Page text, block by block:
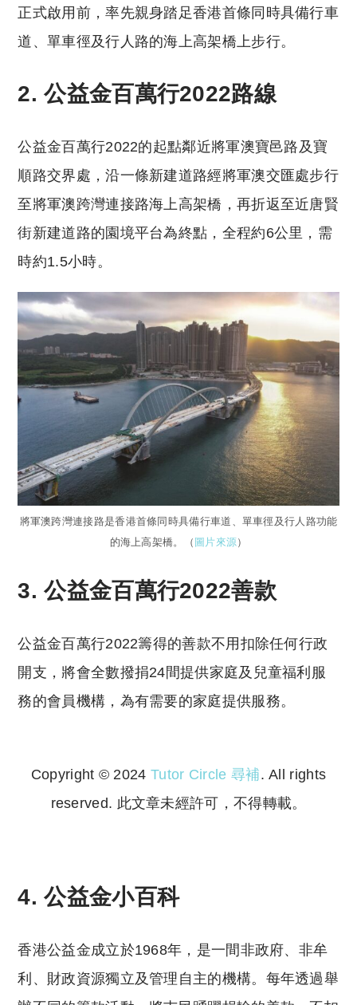
正式啟用前，率先親身踏足香港首條同時具備行車
道、單車徑及行人路的海上高架橋上步行。
2. 公益金百萬行2022路線
公益金百萬行2022的起點鄰近將軍澳寶邑路及寶
順路交界處，沿一條新建道路經將軍澳交匯處步行
至將軍澳跨灣連接路海上高架橋，再折返至近唐賢
街新建道路的園境平台為終點，全程約6公里，需
時約1.5小時。
將軍澳跨灣連接路是香港首條同時具備行車道、單車徑及行人路功能
的海上高架橋。（ 圖片來源）
3. 公益金百萬行2022善款
公益金百萬行2022籌得的善款不用扣除任何行政
開支，將會全數撥捐24間提供家庭及兒童福利服
務的會員機構，為有需要的家庭提供服務。
Copyright © 2024 Tutor Circle 尋補. All rights
reserved. 此文章未經許可，不得轉載。
4. 公益金小百科
香港公益金成立於1968年，是一間非政府、非牟
利、財政資源獨立及管理自主的機構。每年透過舉